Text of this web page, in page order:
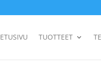
ETUSIVU TUOTTEET